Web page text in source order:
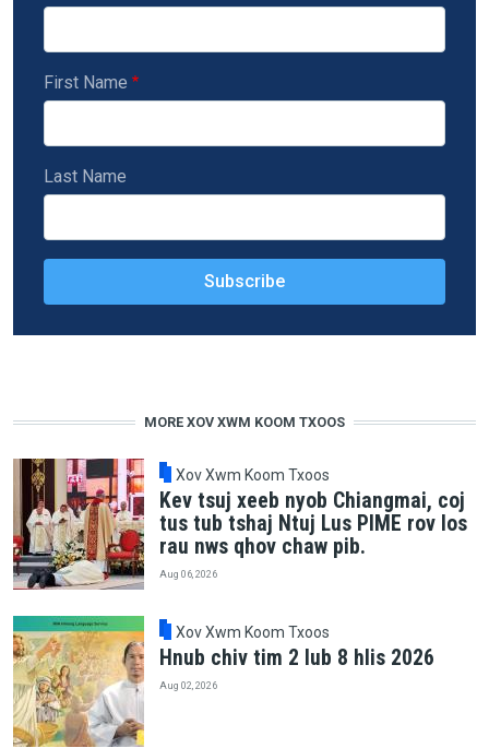
First Name
Last Name
MORE XOV XWM KOOM TXOOS
Xov Xwm Koom Txoos
Kev tsuj xeeb nyob Chiangmai, coj
tus tub tshaj Ntuj Lus PIME rov los
rau nws qhov chaw pib.
Aug 06, 2026
Xov Xwm Koom Txoos
Hnub chiv tim 2 lub 8 hlis 2026
Aug 02, 2026